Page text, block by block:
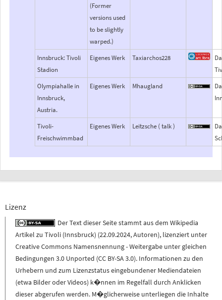
(Former
versions used
to be slightly
warped.)
Innsbruck: Tivoli
Stadion
Eigenes Werk Taxiarchos228
Olympiahalle in
Innsbruck,
Austria.
Eigenes Werk Mhaugland
Tivoli-
Freischwimmbad
Eigenes Werk Leitzsche ( talk )
Lizenz
Der Text dieser Seite stammt aus dem Wikipedia
Artikel zu Tivoli (Innsbruck) (22.09.2024,Autoren), lizenziert unter
Creative Commons Namensnennung - Weitergabe unter gleichen
Bedingungen 3.0 Unported (CC BY-SA 3.0). Informationen zu den
Urhebern und zum Lizenzstatus eingebundener Mediendateien
(etwa Bilder oder Videos) k�nnen im Regelfall durch Anklicken
dieser abgerufen werden. M�glicherweise unterliegen die Inhalte